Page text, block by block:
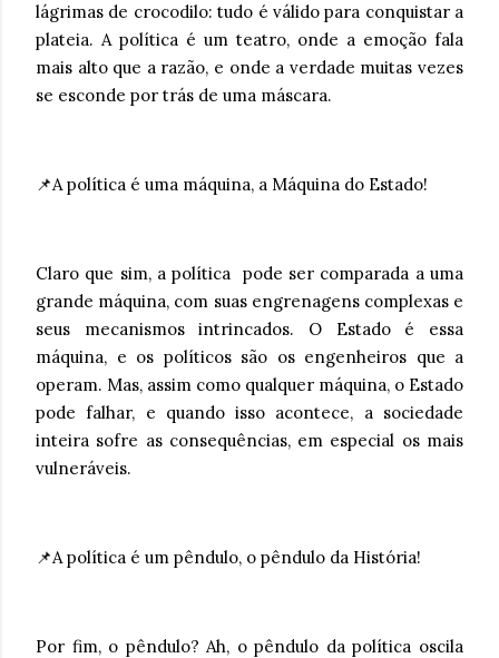
lágrimas de crocodilo: tudo é válido para conquistar a
plateia. A política é um teatro, onde a emoção fala
mais alto que a razão, e onde a verdade muitas vezes
se esconde por trás de uma máscara.
📌A política é uma máquina, a Máquina do Estado!
Claro que sim, a política pode ser comparada a uma
grande máquina, com suas engrenagens complexas e
seus mecanismos intrincados. O Estado é essa
máquina, e os políticos são os engenheiros que a
operam. Mas, assim como qualquer máquina, o Estado
pode falhar, e quando isso acontece, a sociedade
inteira sofre as consequências, em especial os mais
vulneráveis.
📌A política é um pêndulo, o pêndulo da História!
Por fim, o pêndulo? Ah, o pêndulo da política oscila